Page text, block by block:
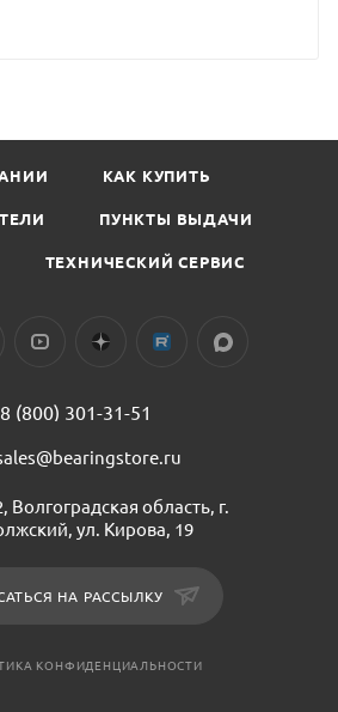
КАК КУПИТЬ
ПУНКТЫ ВЫДАЧИ
ТЕХНИЧЕСКИЙ СЕРВИС
8 (800) 301-31-51
Волгоградская область, г.
ул. Кирова, 19
НА РАССЫЛКУ
КОНФИДЕНЦИАЛЬНОСТИ